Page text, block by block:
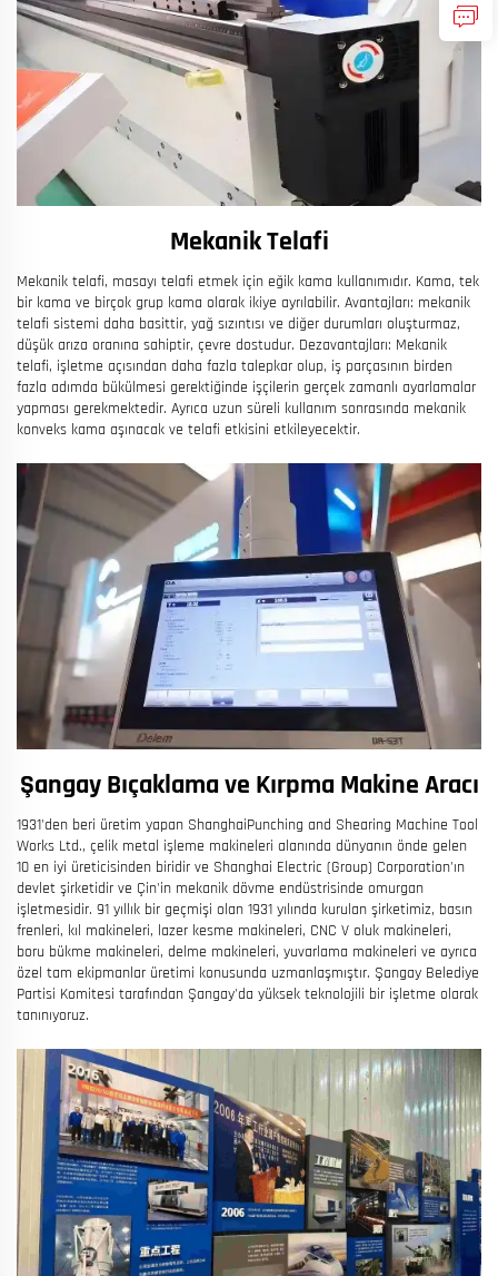
Mekanik Telafi
Mekanik telafi, masayı telafi etmek için eğik kama kullanımıdır. Kama, tek
bir kama ve birçok grup kama olarak ikiye ayrılabilir. Avantajları: mekanik
telafi sistemi daha basittir, yağ sızıntısı ve diğer durumları oluşturmaz,
düşük arıza oranına sahiptir, çevre dostudur. Dezavantajları: Mekanik
telafi, işletme açısından daha fazla talepkar olup, iş parçasının birden
fazla adımda bükülmesi gerektiğinde işçilerin gerçek zamanlı ayarlamalar
yapması gerekmektedir. Ayrıca uzun süreli kullanım sonrasında mekanik
konveks kama aşınacak ve telafi etkisini etkileyecektir.
Şangay Bıçaklama ve Kırpma Makine Aracı
1931'den beri üretim yapan ShanghaiPunching and Shearing Machine Tool
Works Ltd., çelik metal işleme makineleri alanında dünyanın önde gelen
10 en iyi üreticisinden biridir ve Shanghai Electric (Group) Corporation'ın
devlet şirketidir ve Çin'in mekanik dövme endüstrisinde omurgan
işletmesidir. 91 yıllık bir geçmişi olan 1931 yılında kurulan şirketimiz, basın
frenleri, kıl makineleri, lazer kesme makineleri, CNC V oluk makineleri,
boru bükme makineleri, delme makineleri, yuvarlama makineleri ve ayrıca
özel tam ekipmanlar üretimi konusunda uzmanlaşmıştır. Şangay Belediye
Partisi Komitesi tarafından Şangay'da yüksek teknolojili bir işletme olarak
tanınıyoruz.